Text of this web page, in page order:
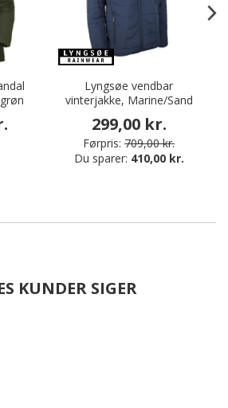
Lyngsøe vendbar
vinterjakke, Marine/Sand
299,00 kr.
Førpris: 709,00 kr.
Du sparer: 410,00 kr.
KUNDER SIGER